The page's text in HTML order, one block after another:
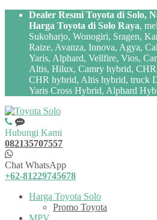
Dealer Resmi Toyota di Solo,
Harga Toyota di Solo Raya,
Sukoharjo, Wonogiri, Sragen,
Raize, Avanza, Innova, Agya,
Yaris, Alphard, Vellfire, Vios,
Altis, Hilux, Camry hybrid,
CHR hybrid, Altis hybrid, truck
Yaris Cross Hybrid, Alphard
Hubungi Kami
082135707557
Chat WhatsApp
+62-81229745678
Harga Toyota Solo
Promo Toyota
MPV